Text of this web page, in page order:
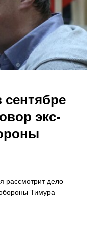
экс-
рассмотрит дело
Тимура